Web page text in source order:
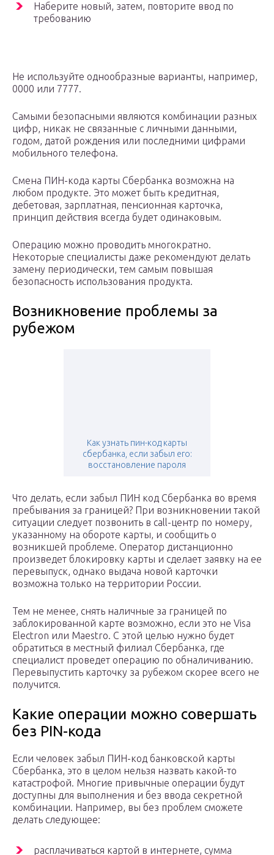
Наберите новый, затем, повторите ввод по
требованию
Не используйте однообразные варианты, например,
0000 или 7777.
Самыми безопасными являются комбинации разных
цифр, никак не связанные с личными данными,
годом, датой рождения или последними цифрами
мобильного телефона.
Смена ПИН-кода карты Сбербанка возможна на
любом продукте. Это может быть кредитная,
дебетовая, зарплатная, пенсионная карточка,
принцип действия всегда будет одинаковым.
Операцию можно проводить многократно.
Некоторые специалисты даже рекомендуют делать
замену периодически, тем самым повышая
безопасность использования продукта.
Возникновение проблемы за
рубежом
Как узнать пин-код карты
сбербанка, если забыл его:
восстановление пароля
Что делать, если забыл ПИН код Сбербанка во время
пребывания за границей? При возникновении такой
ситуации следует позвонить в call-центр по номеру,
указанному на обороте карты, и сообщить о
возникшей проблеме. Оператор дистанционно
произведет блокировку карты и сделает заявку на ее
перевыпуск, однако выдача новой карточки
возможна только на территории России.
Тем не менее, снять наличные за границей по
заблокированной карте возможно, если это не Visa
Electron или Maestro. С этой целью нужно будет
обратиться в местный филиал Сбербанка, где
специалист проведет операцию по обналичиванию.
Перевыпустить карточку за рубежом скорее всего не
получится.
Какие операции можно совершать
без PIN-кода
Если человек забыл ПИН-код банковской карты
Сбербанка, это в целом нельзя назвать какой-то
катастрофой. Многие привычные операции будут
доступны для выполнения и без ввода секретной
комбинации. Например, вы без проблем сможете
делать следующее:
расплачиваться картой в интернете, сумма